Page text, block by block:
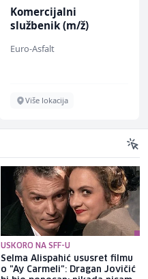
Komercijalni
službenik (m/ž)
Euro-Asfalt
Više lokacija
USKORO NA SFF-U
Selma Alispahić ususret filmu
o "Ay Carmeli": Dragan Jovičić